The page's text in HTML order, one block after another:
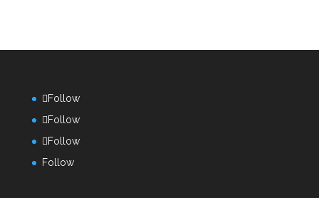
Follow
Follow
Follow
Follow